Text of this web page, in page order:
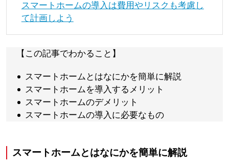
スマートホームの導入は費用やリスクも考慮し
て計画しよう
【この記事でわかること】
スマートホームとはなにかを簡単に解説
スマートホームを導入するメリット
スマートホームのデメリット
スマートホームの導入に必要なもの
スマートホームとはなにかを簡単に解説